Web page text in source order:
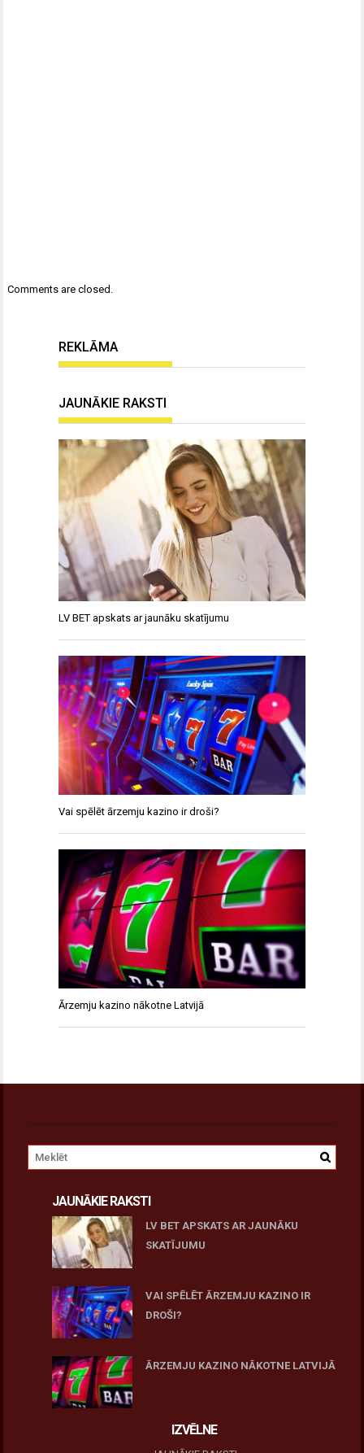
Comments are closed.
REKLĀMA
JAUNĀKIE RAKSTI
LV BET apskats ar jaunāku skatījumu
Vai spēlēt ārzemju kazino ir droši?
Ārzemju kazino nākotne Latvijā
JAUNĀKIE RAKSTI
LV BET APSKATS AR JAUNĀKU
SKATĪJUMU
VAI SPĒLĒT ĀRZEMJU KAZINO IR
DROŠI?
ĀRZEMJU KAZINO NĀKOTNE LATVIJĀ
IZVĒLNE